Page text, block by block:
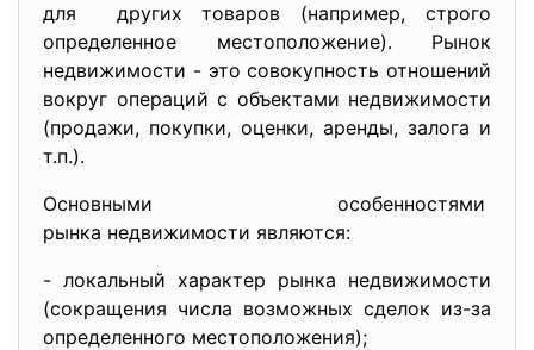
для других товаров (например, строго
определенное местоположение). Рынок
недвижимости - это совокупность отношений
вокруг операций с объектами недвижимости
(продажи, покупки, оценки, аренды, залога и
т.п.).
Основными особенностями
рынка недвижимости являются:
- локальный характер рынка недвижимости
(сокращения числа возможных сделок из-за
определенного местоположения);